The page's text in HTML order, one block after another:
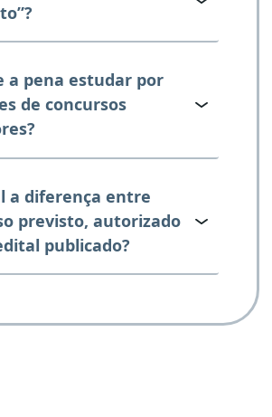
a pena estudar por
de concursos
a diferença entre
previsto, autorizado
publicado?